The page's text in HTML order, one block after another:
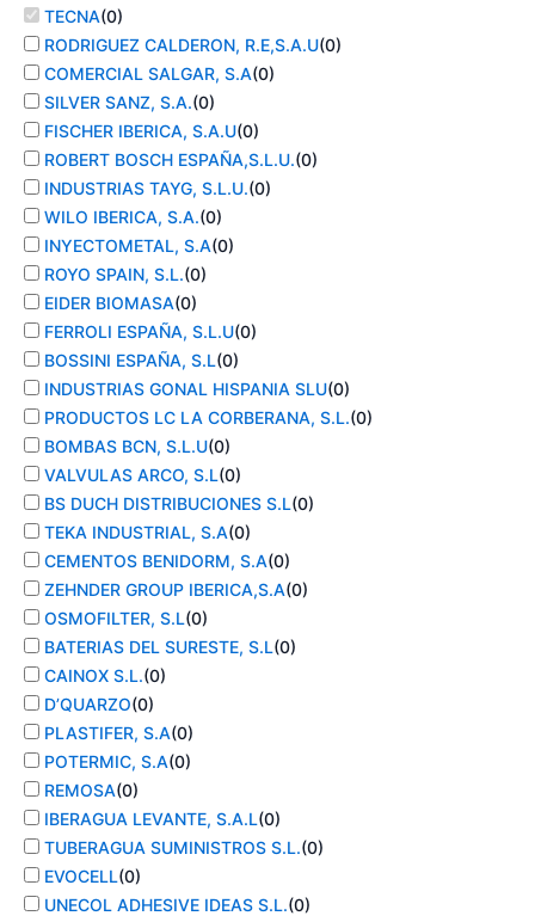
TECNA(0)
RODRIGUEZ CALDERON, R.E,S.A.U(0)
COMERCIAL SALGAR, S.A(0)
SILVER SANZ, S.A.(0)
FISCHER IBERICA, S.A.U(0)
ROBERT BOSCH ESPAÑA,S.L.U.(0)
INDUSTRIAS TAYG, S.L.U.(0)
WILO IBERICA, S.A.(0)
INYECTOMETAL, S.A(0)
ROYO SPAIN, S.L.(0)
EIDER BIOMASA(0)
FERROLI ESPAÑA, S.L.U(0)
BOSSINI ESPAÑA, S.L(0)
INDUSTRIAS GONAL HISPANIA SLU(0)
PRODUCTOS LC LA CORBERANA, S.L.(0)
BOMBAS BCN, S.L.U(0)
VALVULAS ARCO, S.L(0)
BS DUCH DISTRIBUCIONES S.L(0)
TEKA INDUSTRIAL, S.A(0)
CEMENTOS BENIDORM, S.A(0)
ZEHNDER GROUP IBERICA,S.A(0)
OSMOFILTER, S.L(0)
BATERIAS DEL SURESTE, S.L(0)
CAINOX S.L.(0)
D’QUARZO(0)
PLASTIFER, S.A(0)
POTERMIC, S.A(0)
REMOSA(0)
IBERAGUA LEVANTE, S.A.L(0)
TUBERAGUA SUMINISTROS S.L.(0)
EVOCELL(0)
UNECOL ADHESIVE IDEAS S.L.(0)